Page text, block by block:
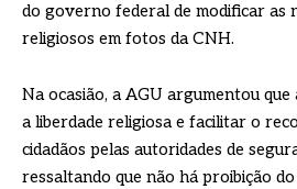
do governo federal de modificar as
religiosos em fotos da CNH.
Na ocasião, a AGU argumentou
a liberdade religiosa e facilitar o
cidadãos pelas autoridades de
ressaltando que não há proibição